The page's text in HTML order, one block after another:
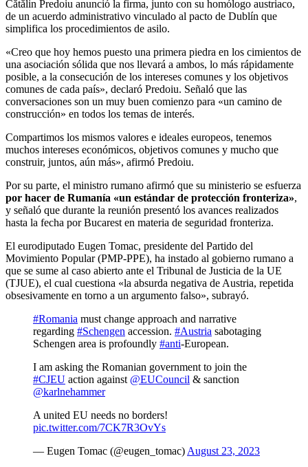
Cătălin Predoiu anunció la firma, junto con su homólogo austriaco,
de un acuerdo administrativo vinculado al pacto de Dublín que
simplifica los procedimientos de asilo.
«Creo que hoy hemos puesto una primera piedra en los cimientos de
una asociación sólida que nos llevará a ambos, lo más rápidamente
posible, a la consecución de los intereses comunes y los objetivos
comunes de cada país», declaró Predoiu. Señaló que las
conversaciones son un muy buen comienzo para «un camino de
construcción» en todos los temas de interés.
Compartimos los mismos valores e ideales europeos, tenemos
muchos intereses económicos, objetivos comunes y mucho que
construir, juntos, aún más», afirmó Predoiu.
Por su parte, el ministro rumano afirmó que su ministerio se esfuerza
por hacer de Rumanía «un estándar de protección fronteriza»,
y señaló que durante la reunión presentó los avances realizados
hasta la fecha por Bucarest en materia de seguridad fronteriza.
El eurodiputado Eugen Tomac, presidente del Partido del
Movimiento Popular (PMP-PPE), ha instado al gobierno rumano a
que se sume al caso abierto ante el Tribunal de Justicia de la UE
(TJUE), el cual cuestiona «la absurda negativa de Austria, repetida
obsesivamente en torno a un argumento falso», subrayó.
#Romania must change approach and narrative
regarding #Schengen accession. #Austria sabotaging
Schengen area is profoundly #anti-European.
I am asking the Romanian government to join the
#CJEU action against @EUCouncil & sanction
@karlnehammer
A united EU needs no borders!
pic.twitter.com/7CK7R3OvYs
— Eugen Tomac (@eugen_tomac) August 23, 2023